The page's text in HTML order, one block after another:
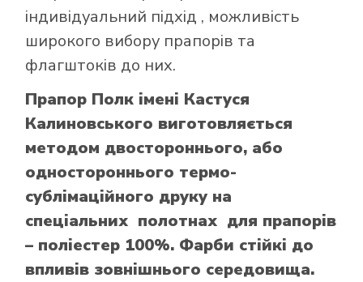
індивідуальний підхід , можливість
широкого вибору прапорів та
флагштоків до них.
Прапор Полк імені Кастуся
Калиновського виготовляється
методом двостороннього, або
одностороннього термо-
сублімаційного друку на
спеціальних полотнах для прапорів
– поліестер 100%. Фарби стійкі до
впливів зовнішнього середовища.